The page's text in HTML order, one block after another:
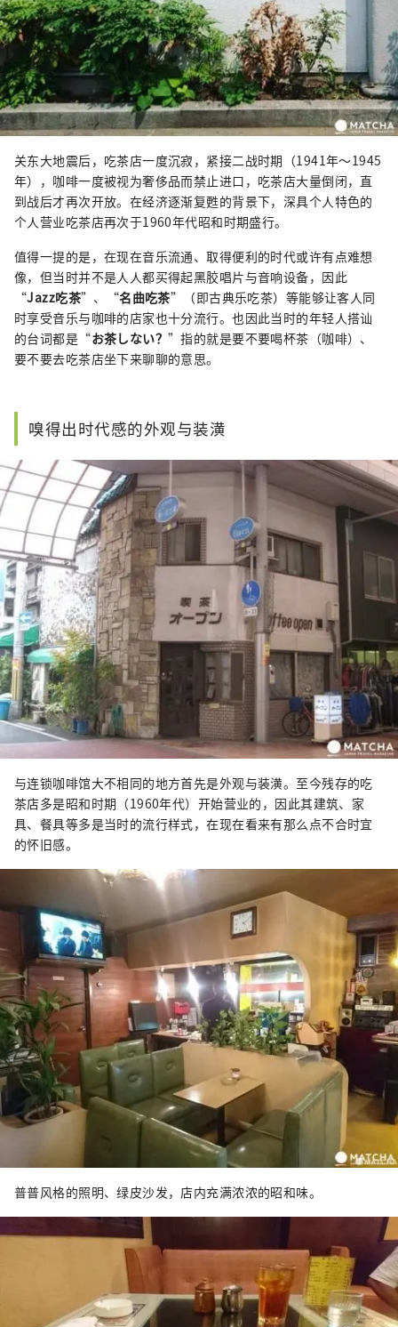
关东大地震后，吃茶店一度沉寂，紧接二战时期（1941年～1945
年），咖啡一度被视为奢侈品而禁止进口，吃茶店大量倒闭，直
到战后才再次开放。在经济逐渐复甦的背景下，深具个人特色的
个人营业吃茶店再次于1960年代昭和时期盛行。
值得一提的是，在现在音乐流通、取得便利的时代或许有点难想
像，但当时并不是人人都买得起黑胶唱片与音响设备，因此
“Jazz吃茶”、“名曲吃茶”（即古典乐吃茶）等能够让客人同
时享受音乐与咖啡的店家也十分流行。也因此当时的年轻人搭讪
的台词都是“お茶しない？”指的就是要不要喝杯茶（咖啡）、
要不要去吃茶店坐下来聊聊的意思。
嗅得出时代感的外观与装潢
与连锁咖啡馆大不相同的地方首先是外观与装潢。至今残存的吃
茶店多是昭和时期（1960年代）开始营业的，因此其建筑、家
具、餐具等多是当时的流行样式，在现在看来有那么点不合时宜
的怀旧感。
普普风格的照明、绿皮沙发，店内充满浓浓的昭和味。